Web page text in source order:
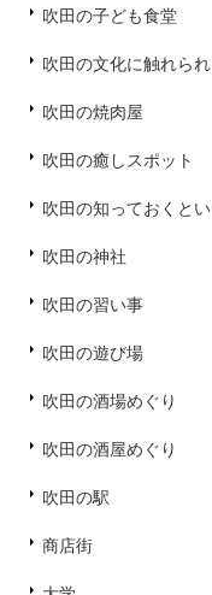
吹田の子ども食堂
吹田の文化に触れら
吹田の焼肉屋
吹田の癒しスポット
吹田の知っておくと
吹田の神社
吹田の習い事
吹田の遊び場
吹田の酒場めぐり
吹田の酒屋めぐり
吹田の駅
商店街